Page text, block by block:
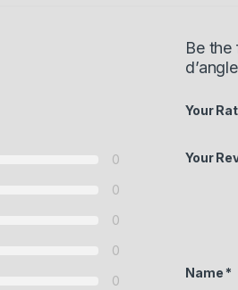
0
0
0
0
0
Be the
Your
Your
Name *